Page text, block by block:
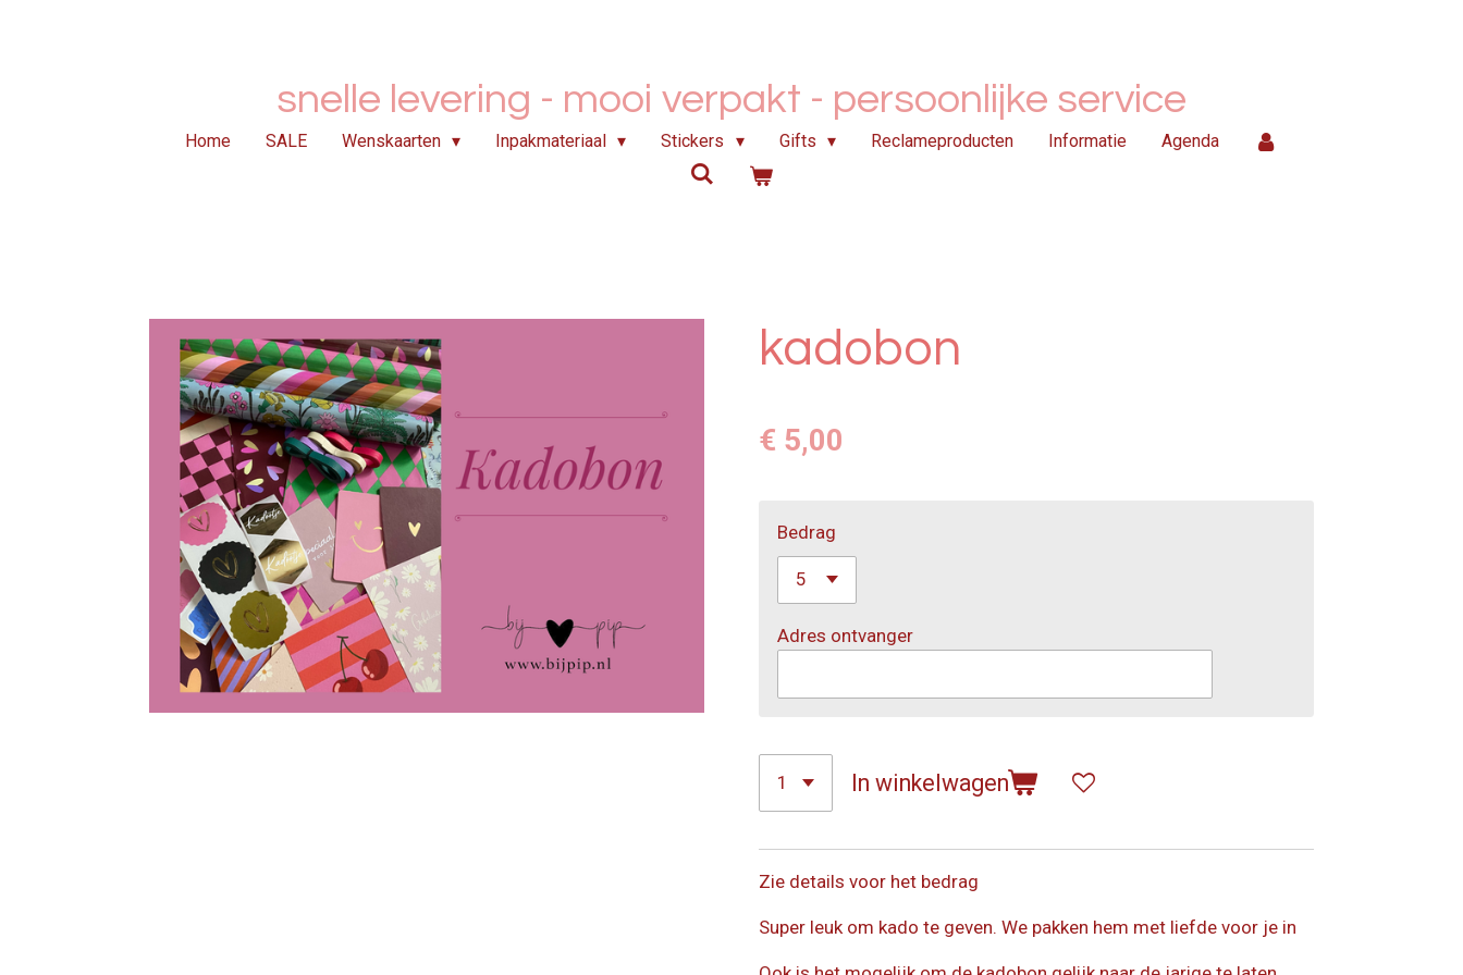
snelle levering - mooi verpakt - persoonlijke service
Home SALE Wenskaarten Inpakmateriaal Stickers Gifts Reclameproducten Informatie Agenda
kadobon
€ 5,00
Bedrag
Adres ontvanger
In winkelwagen
Zie details voor het bedrag
Super leuk om kado te geven. We pakken hem met liefde voor je in